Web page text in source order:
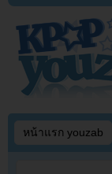
หน้าแรก youzab